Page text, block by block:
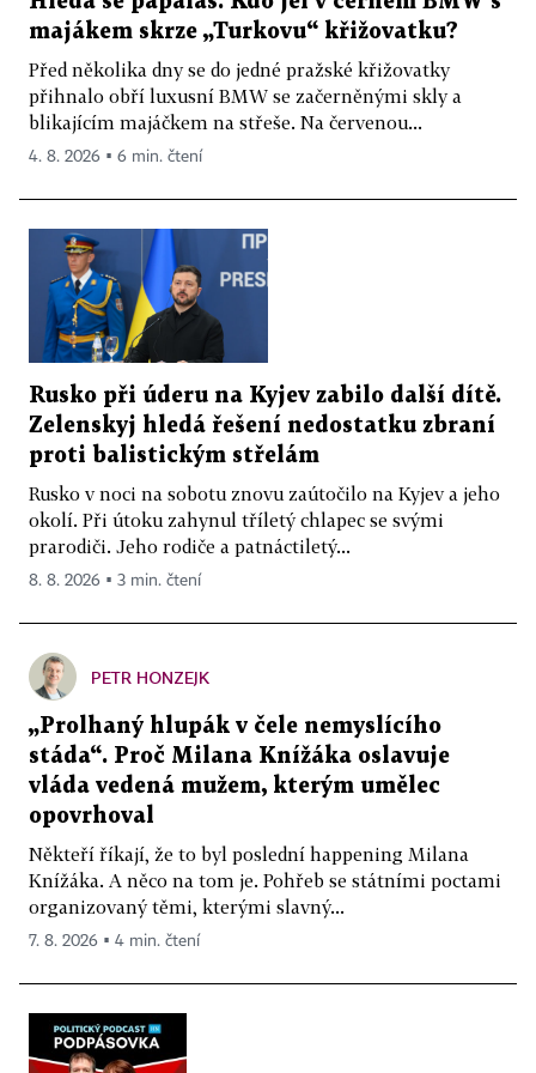
majákem skrze „Turkovu“ křižovatku?
Před několika dny se do jedné pražské křižovatky
přihnalo obří luxusní BMW se začerněnými skly a
blikajícím majáčkem na střeše. Na červenou...
4. 8. 2026 ▪ 6 min. čtení
Rusko při úderu na Kyjev zabilo další dítě.
Zelenskyj hledá řešení nedostatku zbraní
proti balistickým střelám
Rusko v noci na sobotu znovu zaútočilo na Kyjev a jeho
okolí. Při útoku zahynul tříletý chlapec se svými
prarodiči. Jeho rodiče a patnáctiletý...
8. 8. 2026 ▪ 3 min. čtení
PETR HONZEJK
„Prolhaný hlupák v čele nemyslícího
stáda“. Proč Milana Knížáka oslavuje
vláda vedená mužem, kterým umělec
opovrhoval
Někteří říkají, že to byl poslední happening Milana
Knížáka. A něco na tom je. Pohřeb se státními poctami
organizovaný těmi, kterými slavný...
7. 8. 2026 ▪ 4 min. čtení